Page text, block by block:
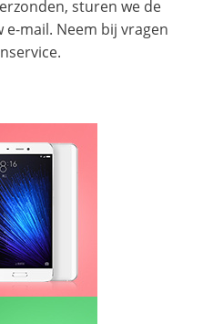
sturen we de
mail. Neem bij vragen